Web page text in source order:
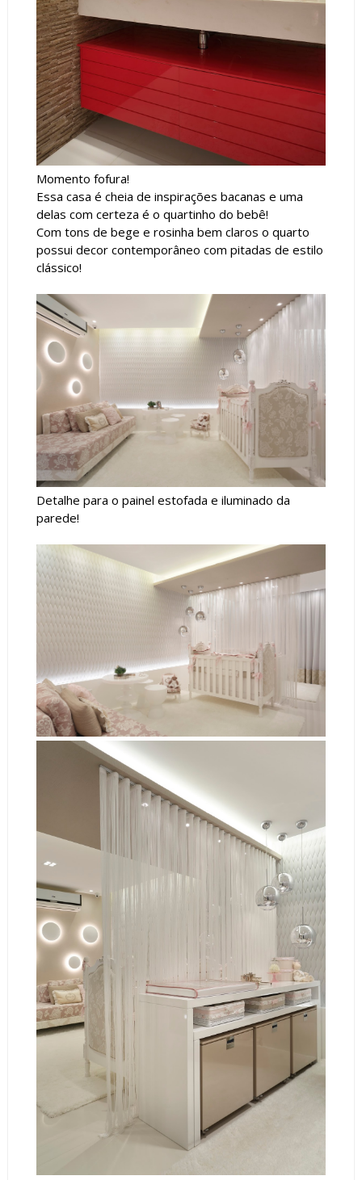
Momento fofura!
Essa casa é cheia de inspirações bacanas e uma
delas com certeza é o quartinho do bebê!
Com tons de bege e rosinha bem claros o quarto
possui decor contemporâneo com pitadas de estilo
clássico!
Detalhe para o painel estofada e iluminado da
parede!